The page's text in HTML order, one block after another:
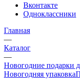
Вконтакте
Одноклассники
Главная
—
Каталог
—
Новогодние подарки
Новогодняя упаковка